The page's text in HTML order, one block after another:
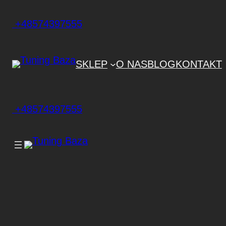
+48574397555
SKLEP O NASBLOGKONTAKT
+48574397555